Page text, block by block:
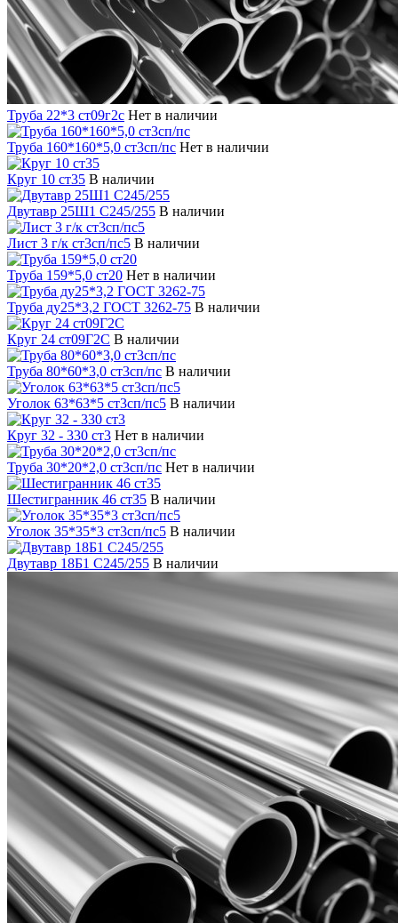
Труба 22*3 ст09г2с Нет в наличии
Труба 160*160*5,0 ст3сп/пс Нет в наличии
Круг 10 ст35 В наличии
Двутавр 25Ш1 С245/255 В наличии
Лист 3 г/к ст3сп/пс5 В наличии
Труба 159*5,0 ст20 Нет в наличии
Труба ду25*3,2 ГОСТ 3262-75 В наличии
Круг 24 ст09Г2С В наличии
Труба 80*60*3,0 ст3сп/пс В наличии
Уголок 63*63*5 ст3сп/пс5 В наличии
Круг 32 - 330 ст3 Нет в наличии
Труба 30*20*2,0 ст3сп/пс Нет в наличии
Шестигранник 46 ст35 В наличии
Уголок 35*35*3 ст3сп/пс5 В наличии
Двутавр 18Б1 С245/255 В наличии